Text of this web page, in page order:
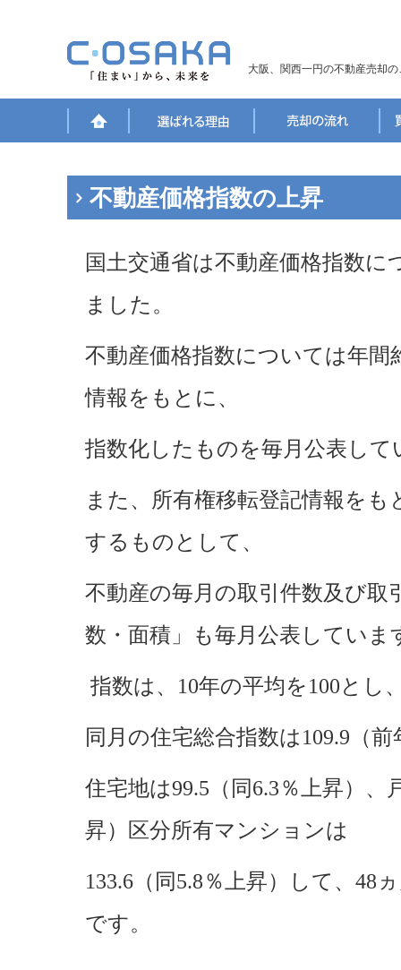
大阪、関西一円の不動産売却
不動産価格指数の上昇
国土交通省は不動産価格指数
ました。
不動産価格指数については年間
情報をもとに、
指数化したものを毎月公表して
また、所有権移転登記情報を
するものとして、
不動産の毎月の取引件数及び取
数・面積」も毎月公表していま
指数は、10年の平均を100とし
同月の住宅総合指数は109.9（
住宅地は99.5（同6.3％上昇）、
昇）区分所有マンションは
133.6（同5.8％上昇）して、48
です。